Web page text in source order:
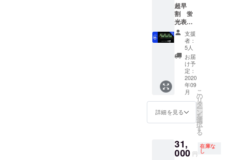
超早
割 蛍
光表示
管置時
計 ２個
送料・
消費税
込み 通
常販売
価格
44,000
円より
38%OF
F
支援
者：
5人
お届
け予
定：
2020
年09
月
詳細を見る
こ
の
リ
タ
ー
ン
を
選
択
す
る
31,
000 円
在庫な
し